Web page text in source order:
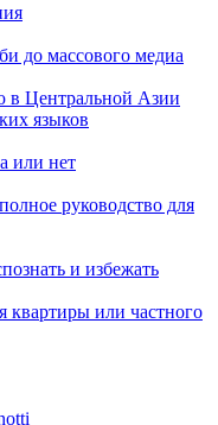
до массового медиа
в Центральной Азии
языков
или нет
руководство для
и избежать
квартиры или частного